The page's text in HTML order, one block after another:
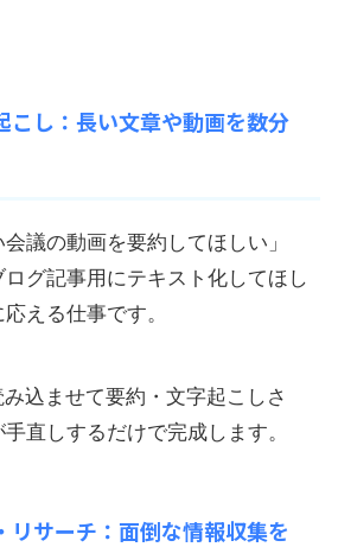
し：長い文章や動画を数分
議の動画を要約してほしい」
ログ記事用にテキスト化してほし
える仕事です。
込ませて要約・文字起こしさ
直しするだけで完成します。
サーチ：面倒な情報収集を